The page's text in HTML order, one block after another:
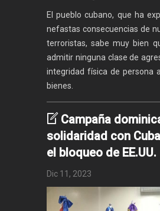
El pueblo cubano, que ha
nefastas consecuencias de
terroristas, sabe muy bien
admitir ninguna clase de
integridad física de persona
bienes.
Campaña
solidaridad con
el bloqueo de EE.UU.
Dic 11, 2023